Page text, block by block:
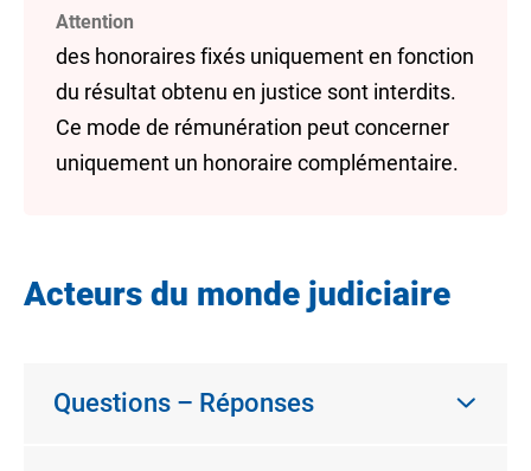
Attention
des honoraires fixés uniquement en fonction
du résultat obtenu en justice sont interdits.
Ce mode de rémunération peut concerner
uniquement un honoraire complémentaire.
Acteurs du monde judiciaire
Questions – Réponses